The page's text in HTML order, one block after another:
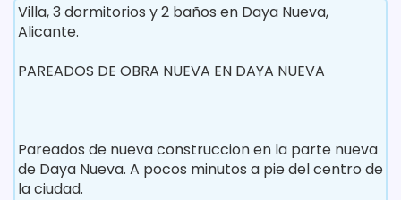
Villa, 3 dormitorios y 2 baños en Daya Nueva,
Alicante.
PAREADOS DE OBRA NUEVA EN DAYA NUEVA
Pareados de nueva construccion en la parte nueva
de Daya Nueva. A pocos minutos a pie del centro de
la ciudad.